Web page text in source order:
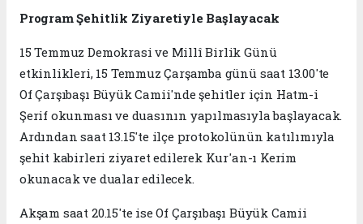
Program Şehitlik Ziyaretiyle Başlayacak
15 Temmuz Demokrasi ve Millî Birlik Günü
etkinlikleri, 15 Temmuz Çarşamba günü saat 13.00'te
Of Çarşıbaşı Büyük Camii'nde şehitler için Hatm-i
Şerif okunması ve duasının yapılmasıyla başlayacak.
Ardından saat 13.15'te ilçe protokolünün katılımıyla
şehit kabirleri ziyaret edilerek Kur'an-ı Kerim
okunacak ve dualar edilecek.
Akşam saat 20.15'te ise Of Çarşıbaşı Büyük Camii